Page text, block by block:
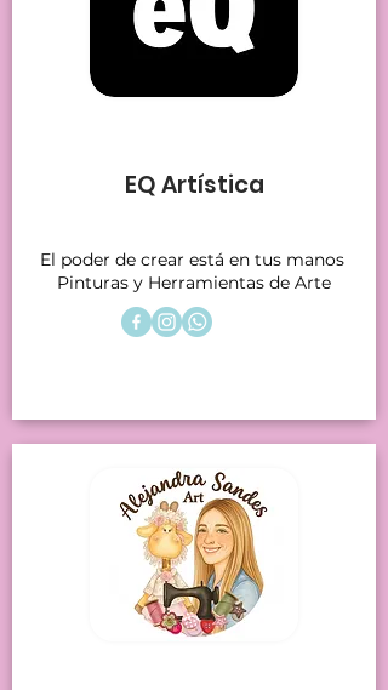
EQ Artística
El poder de crear está en tus manos
Pinturas y Herramientas de Arte